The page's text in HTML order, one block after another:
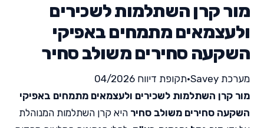
מור קרן השתלמות לשכירים
ולעצמאים מתמחים באפיקי
השקעה סחירים משולב סחיר
מערכת Savey •תקופת דיווח 04/2026
מור קרן השתלמות לשכירים ולעצמאים מתמחים באפיקי
השקעה סחירים משולב סחיר היא קרן השתלמות המנוהלת